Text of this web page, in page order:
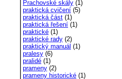
Prachovské skály (1)
praktická cvičení (5)
praktická část (1)
praktická řešení (1)
praktické (1)
praktické rady (2)
praktický manuál (1)
pralesy (6)
pralidé (1)
prameny (2)
prameny historické (1)